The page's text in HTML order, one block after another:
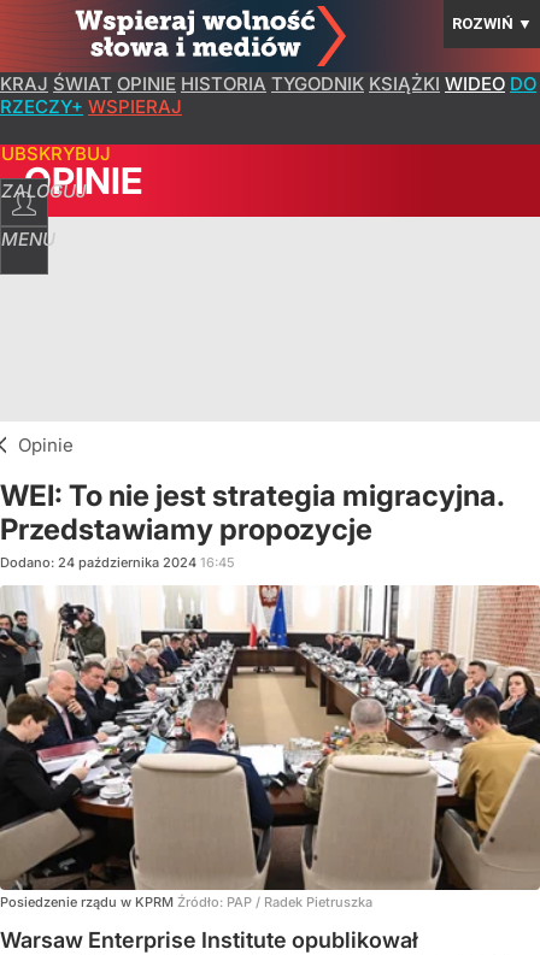
ROZWIŃ ▼
KRAJ ŚWIAT OPINIE HISTORIA TYGODNIK KSIĄŻKI WIDEO DO
RZECZY+ WSPIERAJ
ZALOGUJ
MENU
OPINIE
Opinie
WEI: To nie jest strategia migracyjna.
Przedstawiamy propozycje
Dodano: 24 października 2024 16:45
Posiedzenie rządu w KPRM Źródło: PAP / Radek Pietruszka
Warsaw Enterprise Institute opublikował